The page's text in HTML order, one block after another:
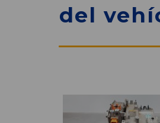
del